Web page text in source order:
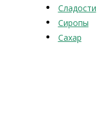
Сладости
Сиропы
Сахар